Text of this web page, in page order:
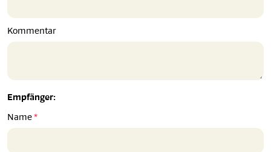
Kommentar
Empfänger:
Name